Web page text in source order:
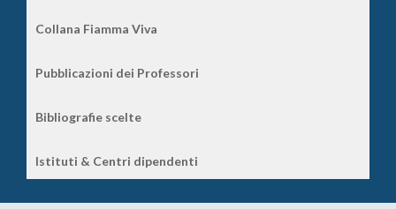
Collana Fiamma Viva
Pubblicazioni dei Professori
Bibliografie scelte
Istituti & Centri dipendenti